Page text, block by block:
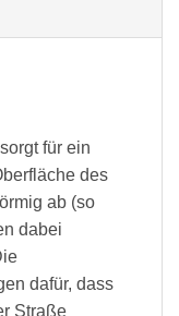
für ein
des
ab (so
dabei
dafür, dass
Straße